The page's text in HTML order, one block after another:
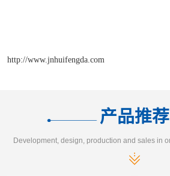
http://www.jnhuifengda.com
产品推荐